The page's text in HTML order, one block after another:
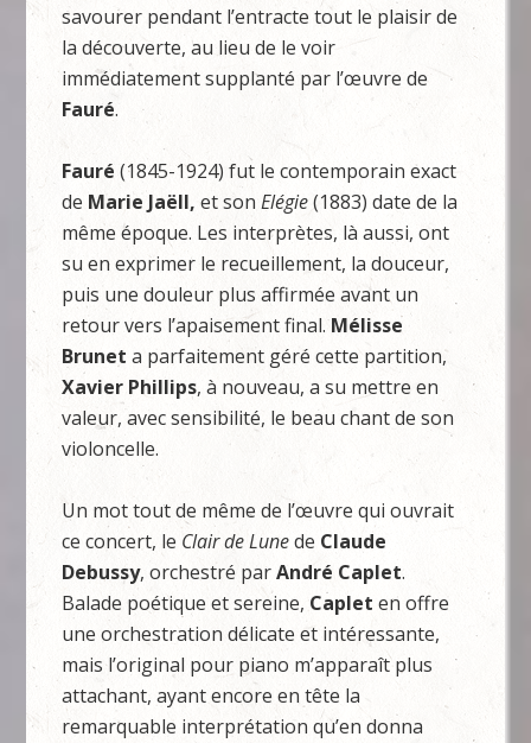
savourer pendant l’entracte tout le plaisir de
la découverte, au lieu de le voir
immédiatement supplanté par l’œuvre de
Fauré.
Fauré (1845-1924) fut le contemporain exact
de Marie Jaëll, et sonElégie(1883) date de la
même époque. Les interprètes, là aussi, ont
su en exprimer le recueillement, la douceur,
puis une douleur plus affirmée avant un
retour vers l’apaisement final.Mélisse
Brunet a parfaitement géré cette partition,
Xavier Phillips, à nouveau, a su mettre en
valeur, avec sensibilité, le beau chant de son
violoncelle.
Un mot tout de même de l’œuvre qui ouvrait
ce concert, le Clair de Lunede Claude
Debussy, orchestré parAndré Caplet.
Balade poétique et sereine, Caplet en offre
une orchestration délicate et intéressante,
mais l’original pour piano m’apparaît plus
attachant, ayant encore en tête la
remarquable interprétation qu’en donna